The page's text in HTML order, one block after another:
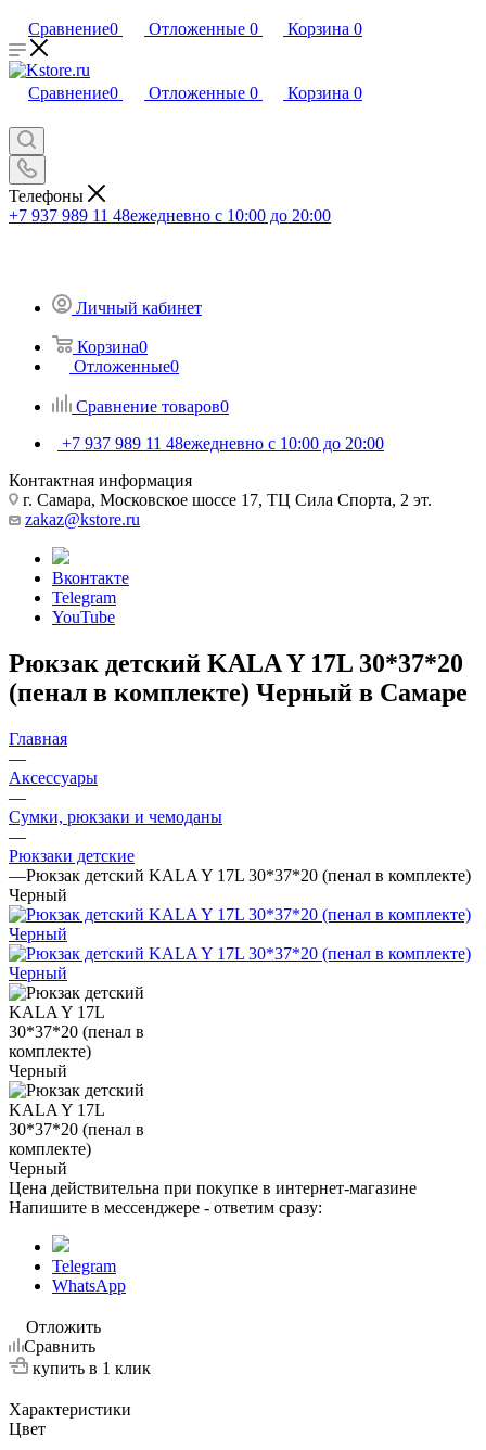
Сравнение0 Отложенные 0 Корзина 0
Сравнение0 Отложенные 0 Корзина 0
Телефоны
+7 937 989 11 48ежедневно с 10:00 до 20:00
Личный кабинет
Корзина0
Отложенные0
Сравнение товаров0
+7 937 989 11 48ежедневно с 10:00 до 20:00
Контактная информация
г. Самара, Московское шоссе 17, ТЦ Сила Спорта, 2 эт.
zakaz@kstore.ru
Вконтакте
Telegram
YouTube
Рюкзак детский KALA Y 17L 30*37*20
(пенал в комплекте) Черный в Самаре
Главная
—
Аксессуары
—
Сумки, рюкзаки и чемоданы
—
Рюкзаки детские
—Рюкзак детский KALA Y 17L 30*37*20 (пенал в комплекте)
Черный
Цена действительна при покупке в интернет-магазине
Напишите в мессенджере - ответим сразу:
Telegram
WhatsApp
Отложить
Сравнить
купить в 1 клик
Характеристики
Цвет